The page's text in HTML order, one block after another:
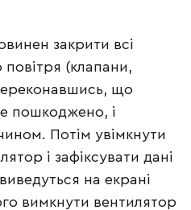
закрити всі
(клапани,
що
пошкоджено, і
Потім увімкнути
і зафіксувати дані
на екрані
вимкнути вентилятор